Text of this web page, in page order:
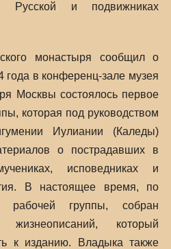
Русской и подвижниках
монастыря сообщил о
года в конференц-зале музея
Москвы состоялось первое
которая под руководством
Иулиании (Каледы)
о пострадавших в
исповедниках и
В настоящее время, по
рабочей группы, собран
который
к изданию. Владыка также